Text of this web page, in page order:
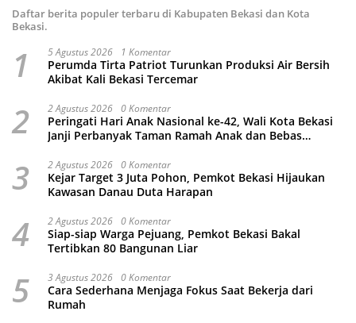
Daftar berita populer terbaru di Kabupaten Bekasi dan Kota
Bekasi.
1 5 Agustus 2026 1 Komentar
Perumda Tirta Patriot Turunkan Produksi Air Bersih
Akibat Kali Bekasi Tercemar
2 2 Agustus 2026 0 Komentar
Peringati Hari Anak Nasional ke-42, Wali Kota Bekasi
Janji Perbanyak Taman Ramah Anak dan Bebas
3 2 Agustus 2026 0 Komentar
Kejar Target 3 Juta Pohon, Pemkot Bekasi Hijaukan
Kawasan Danau Duta Harapan
4 2 Agustus 2026 0 Komentar
Siap-siap Warga Pejuang, Pemkot Bekasi Bakal
Tertibkan 80 Bangunan Liar
5 3 Agustus 2026 0 Komentar
Cara Sederhana Menjaga Fokus Saat Bekerja dari
Rumah